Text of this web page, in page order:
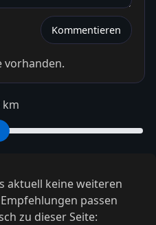
Kommentieren
vorhanden.
km
aktuell keine weiteren
passen
zu dieser Seite: